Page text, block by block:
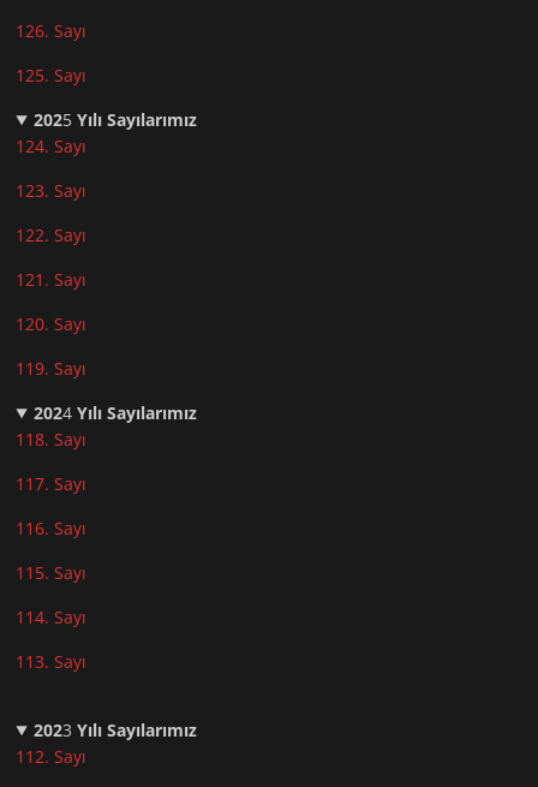
126. Sayı
125. Sayı
2025Yılı Sayılarımız
124. Sayı
123. Sayı
122. Sayı
121. Sayı
120. Sayı
119. Sayı
2024Yılı Sayılarımız
118. Sayı
117. Sayı
116. Sayı
115. Sayı
114. Sayı
113. Sayı
2023Yılı Sayılarımız
112. Sayı